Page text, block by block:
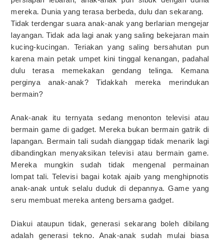
mereka. Dunia yang terasa berbeda, dulu dan sekarang.
Tidak terdengar suara anak-anak yang berlarian mengejar
layangan. Tidak ada lagi anak yang saling bekejaran main
kucing-kucingan. Teriakan yang saling bersahutan pun
karena main petak umpet kini tinggal kenangan, padahal
dulu terasa memekakan gendang telinga. Kemana
perginya anak-anak? Tidakkah mereka merindukan
bermain?
Anak-anak itu ternyata sedang menonton televisi atau
bermain game di gadget. Mereka bukan bermain gatrik di
lapangan. Bermain tali sudah dianggap tidak menarik lagi
dibandingkan menyaksikan televisi atau bermain game.
Mereka mungkin sudah tidak mengenal permainan
lompat tali. Televisi bagai kotak ajaib yang menghipnotis
anak-anak untuk selalu duduk di depannya. Game yang
seru membuat mereka anteng bersama gadget.
Diakui ataupun tidak, generasi sekarang boleh dibilang
adalah generasi tekno. Anak-anak sudah mulai biasa